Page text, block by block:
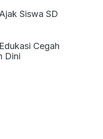
Siswa SD
Cegah
Dini